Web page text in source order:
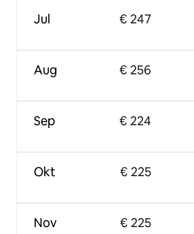
Jul
Aug
Sep
Okt
Nov
€ 247
€ 256
€ 224
€ 225
€ 225